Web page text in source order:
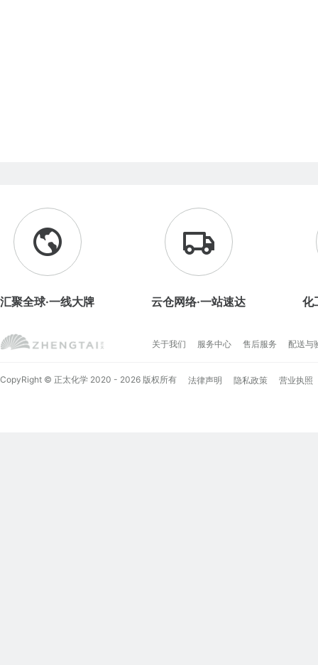
汇聚全球·一线大牌 云仓网络·一站速达 化
关于我们 服务中心 售后服务 配送与
CopyRight © 正太化学 2020 - 2026 版权所有 法律声明 隐私政策 营业执照